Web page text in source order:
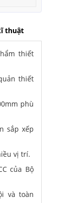
thuật
thiết
thiết
phù
sắp xếp
vị trí.
của Bộ
và toàn